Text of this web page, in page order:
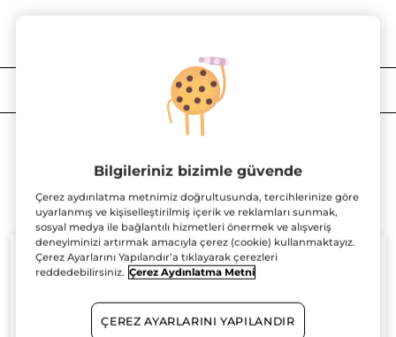
SIRALAMA
%100
aktifler
bitkisel
tarım sahası
Bilgileriniz bizimle güvende
Çerez aydınlatma metnimiz doğrultusunda, tercihlerinize göre
uyarlanmış ve kişiselleştirilmiş içerik ve reklamları sunmak,
sosyal medya ile bağlantılı hizmetleri önermek ve alışveriş
deneyiminizi artırmak amacıyla çerez (cookie) kullanmaktayız.
Çerez Ayarlarını Yapılandır’a tıklayarak çerezleri
reddedebilirsiniz. Çerez Aydınlatma Metni
ÇEREZ AYARLARINI YAPILANDIR